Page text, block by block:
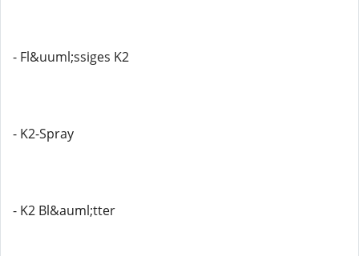
- Fl&uuml;ssiges K2
- K2-Spray
- K2 Bl&auml;tter